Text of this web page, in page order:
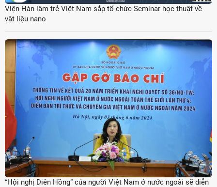
Viện Hàn lâm trẻ Việt Nam sắp tổ chức Seminar học thuật về
vật liệu nano
“Hội nghị Diên Hồng” của người Việt Nam ở nước ngoài sẽ diễn